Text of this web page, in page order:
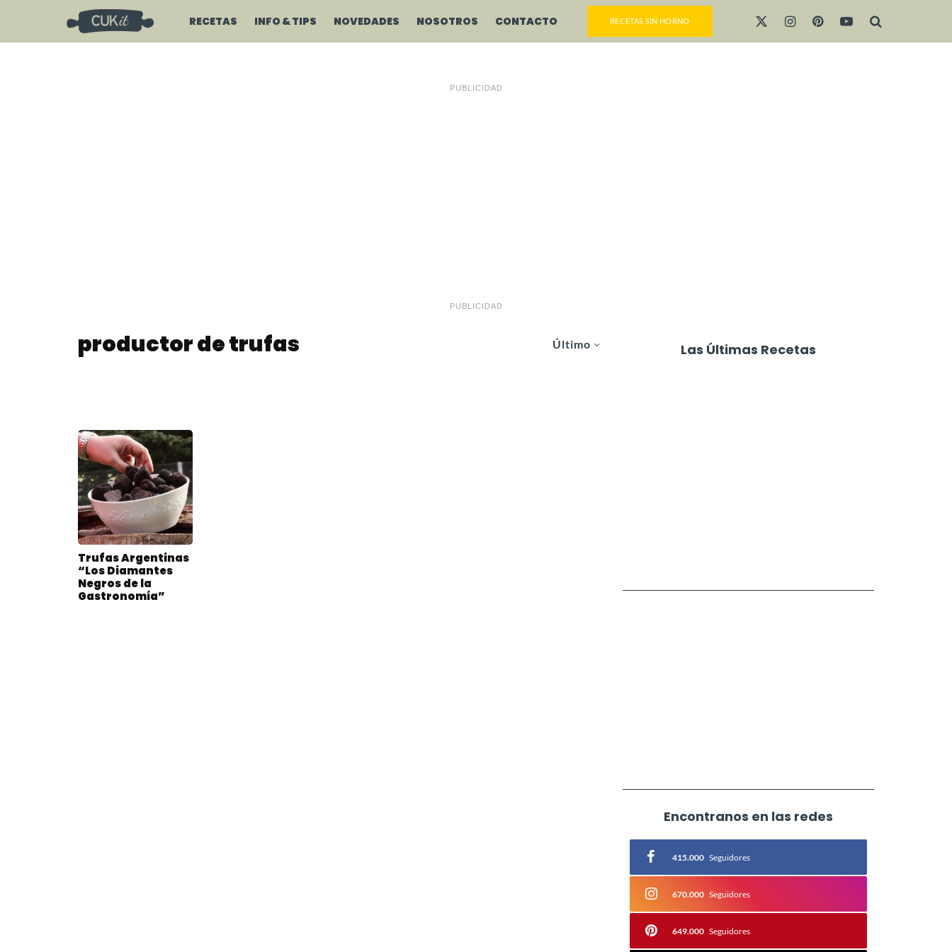
RECETAS INFO & TIPS NOVEDADES NOSOTROS CONTACTO RECETAS SIN HORNO
PUBLICIDAD
PUBLICIDAD
Último
productor de trufas
Trufas Argentinas
“Los Diamantes
Negros de la
Gastronomía”
Las Últimas Recetas
Encontranos en las redes
415.000 Seguidores
670.000 Seguidores
649.000 Seguidores